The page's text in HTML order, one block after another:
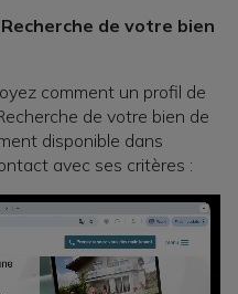
de votre bien
comment un profil de
de votre bien de
disponible dans
avec ses critères :